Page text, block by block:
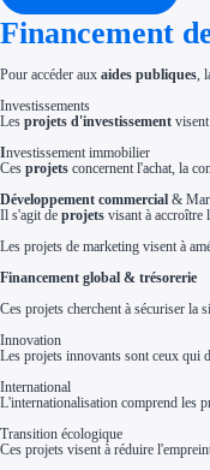
Financement
Pour accéder aux aides publiques ,
Investissements
Les projets d'investissement
Investissement immobilier
Ces projets concernent l'achat, la
Développement commercial &
Il s'agit de projets visant à accroître
Les projets de marketing visent à
Financement global & trésorerie
Ces projets cherchent à sécuriser la
Innovation
Les projets innovants sont ceux qui
International
L'internationalisation comprend les
Transition écologique
Ces projets visent à réduire